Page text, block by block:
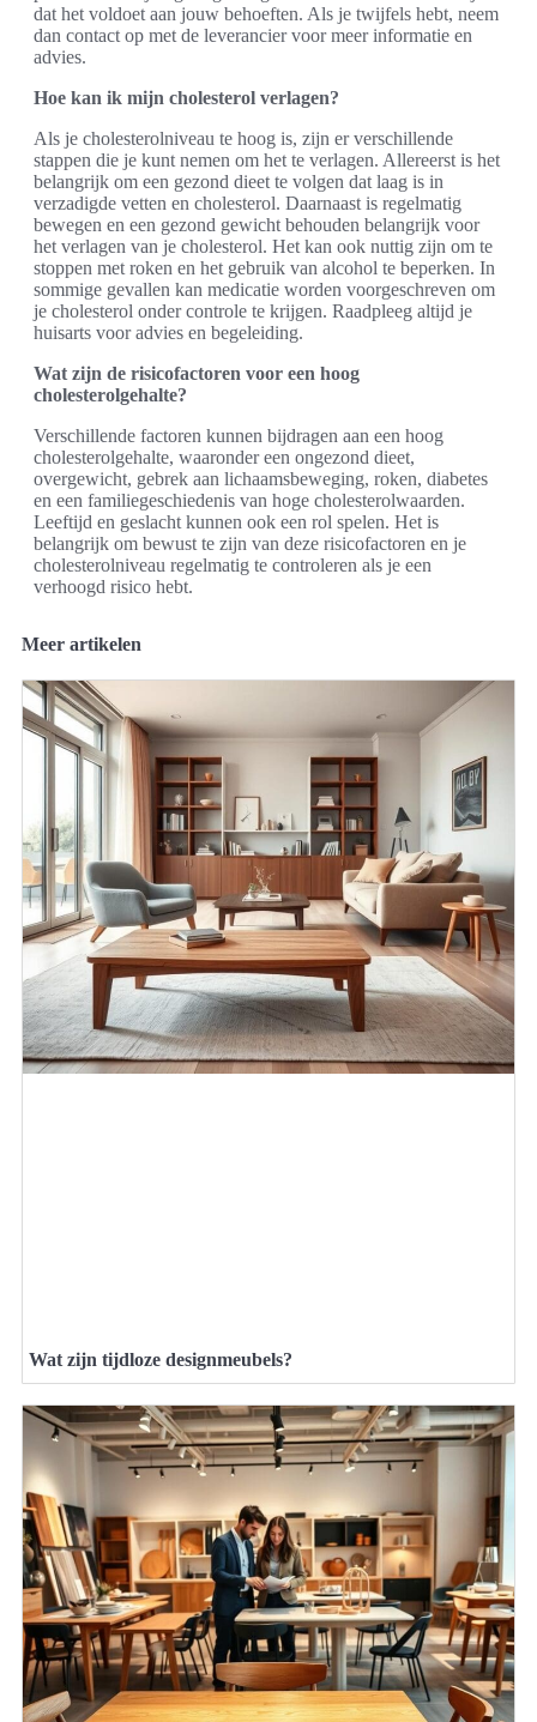
dat het voldoet aan jouw behoeften. Als je twijfels hebt, neem
dan contact op met de leverancier voor meer informatie en
advies.
Hoe kan ik mijn cholesterol verlagen?
Als je cholesterolniveau te hoog is, zijn er verschillende
stappen die je kunt nemen om het te verlagen. Allereerst is het
belangrijk om een gezond dieet te volgen dat laag is in
verzadigde vetten en cholesterol. Daarnaast is regelmatig
bewegen en een gezond gewicht behouden belangrijk voor
het verlagen van je cholesterol. Het kan ook nuttig zijn om te
stoppen met roken en het gebruik van alcohol te beperken. In
sommige gevallen kan medicatie worden voorgeschreven om
je cholesterol onder controle te krijgen. Raadpleeg altijd je
huisarts voor advies en begeleiding.
Wat zijn de risicofactoren voor een hoog
cholesterolgehalte?
Verschillende factoren kunnen bijdragen aan een hoog
cholesterolgehalte, waaronder een ongezond dieet,
overgewicht, gebrek aan lichaamsbeweging, roken, diabetes
en een familiegeschiedenis van hoge cholesterolwaarden.
Leeftijd en geslacht kunnen ook een rol spelen. Het is
belangrijk om bewust te zijn van deze risicofactoren en je
cholesterolniveau regelmatig te controleren als je een
verhoogd risico hebt.
Meer artikelen
Wat zijn tijdloze designmeubels?